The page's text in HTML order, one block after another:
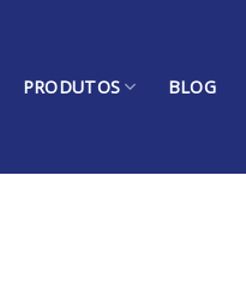
PRODUTOS BLOG